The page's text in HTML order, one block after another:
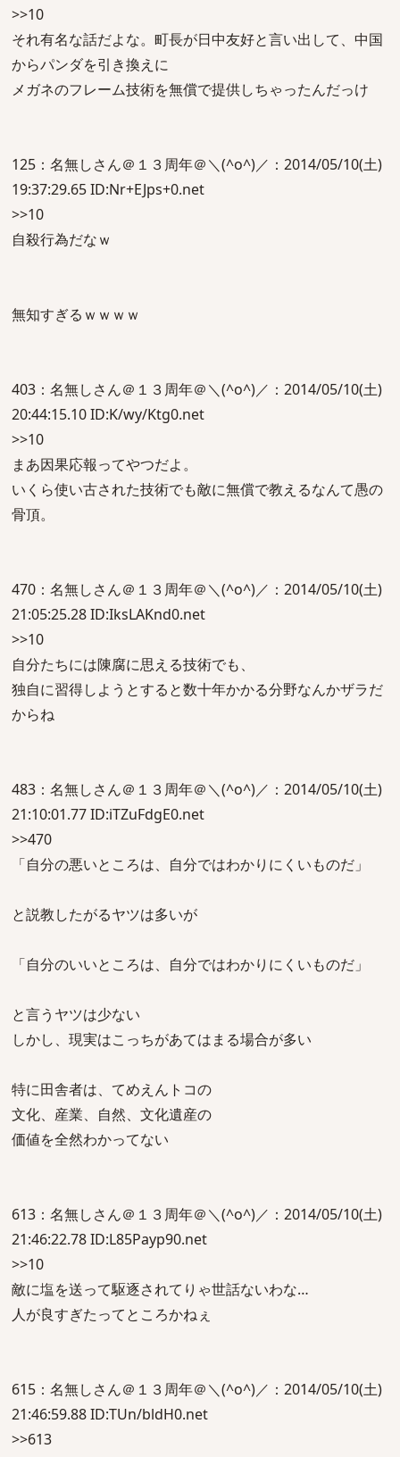
>>10
それ有名な話だよな。町長が日中友好と言い出して、中国
からパンダを引き換えに
メガネのフレーム技術を無償で提供しちゃったんだっけ
125：名無しさん＠１３周年＠＼(^o^)／：2014/05/10(土)
19:37:29.65 ID:Nr+EJps+0.net
>>10
自殺行為だなｗ
無知すぎるｗｗｗｗ
403：名無しさん＠１３周年＠＼(^o^)／：2014/05/10(土)
20:44:15.10 ID:K/wy/Ktg0.net
>>10
まあ因果応報ってやつだよ。
いくら使い古された技術でも敵に無償で教えるなんて愚の
骨頂。
470：名無しさん＠１３周年＠＼(^o^)／：2014/05/10(土)
21:05:25.28 ID:IksLAKnd0.net
>>10
自分たちには陳腐に思える技術でも、
独自に習得しようとすると数十年かかる分野なんかザラだ
からね
483：名無しさん＠１３周年＠＼(^o^)／：2014/05/10(土)
21:10:01.77 ID:iTZuFdgE0.net
>>470
「自分の悪いところは、自分ではわかりにくいものだ」
と説教したがるヤツは多いが
「自分のいいところは、自分ではわかりにくいものだ」
と言うヤツは少ない
しかし、現実はこっちがあてはまる場合が多い
特に田舎者は、てめえんトコの
文化、産業、自然、文化遺産の
価値を全然わかってない
613：名無しさん＠１３周年＠＼(^o^)／：2014/05/10(土)
21:46:22.78 ID:L85Payp90.net
>>10
敵に塩を送って駆逐されてりゃ世話ないわな…
人が良すぎたってところかねぇ
615：名無しさん＠１３周年＠＼(^o^)／：2014/05/10(土)
21:46:59.88 ID:TUn/bldH0.net
>>613